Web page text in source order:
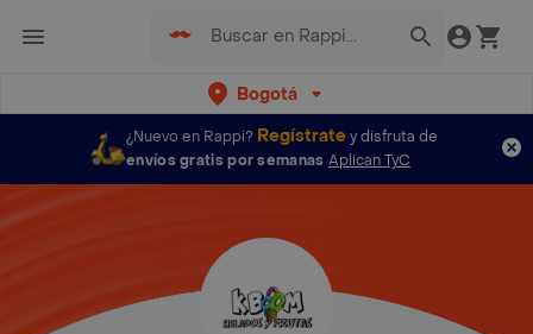
Bogotá
¿Nuevo en Rappi? Regístratey disfruta de
envíos gratis por semanas Aplican TyC